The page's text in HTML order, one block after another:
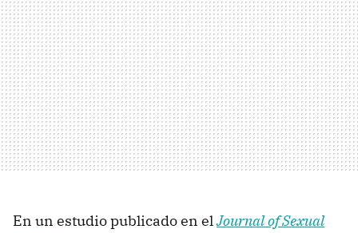
En un estudio publicado en elJournal of Sexual